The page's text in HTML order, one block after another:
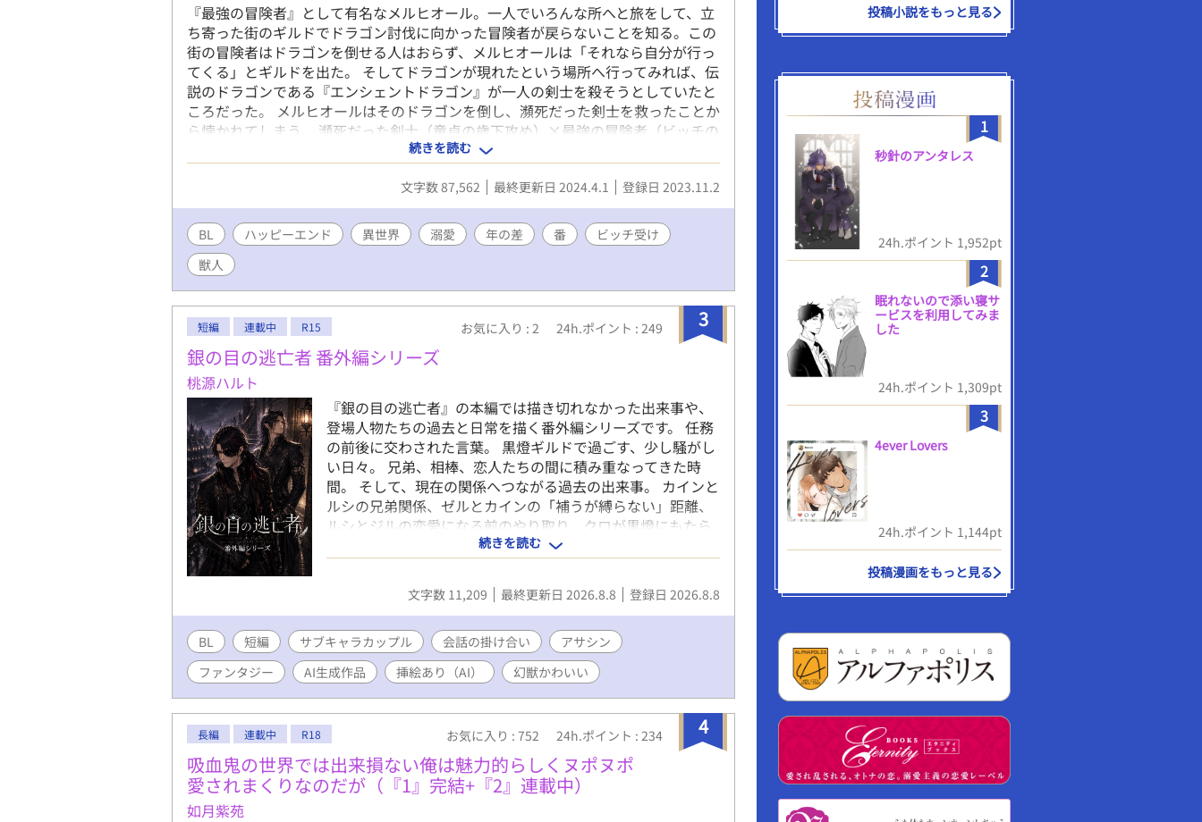
『最強の冒険者』として有名なメルヒオール。一人でいろんな所へと旅をして、立
ち寄った街のギルドでドラゴン討伐に向かった冒険者が戻らないことを知る。この
街の冒険者はドラゴンを倒せる人はおらず、メルヒオールは「それなら自分が行っ
てくる」とギルドを出た。 そしてドラゴンが現れたという場所へ行ってみれば、伝
説のドラゴンである『エンシェントドラゴン』が一人の剣士を殺そうとしていたと
ころだった。 メルヒオールはそのドラゴンを倒し、瀕死だった剣士を救ったことか
ら懐かれてしまう。 瀕死だった剣士（童貞の歳下攻め）×最強の冒険者（ビッチの
歳上受け） ●約7万字ほどの中編です。全22話。 ●特にR18シーンに印をつけたり
してないです。（そういうシーン多いので） ●最終話まで執筆済み
続きを読む
文字数 87,562 最終更新日 2024.4.1 登録日 2023.11.2
BL ハッピーエンド 異世界 溺愛 年の差 番
ビッチ受け
獣人
3
短編 連載中 R15 お気に入り : 2 24h.ポイント : 249
銀の目の逃亡者 番外編シリーズ
桃源ハルト
『銀の目の逃亡者』の本編では描き切れなかった出来事や、
登場人物たちの過去と日常を描く番外編シリーズです。 任務
の前後に交わされた言葉。 黒燈ギルドで過ごす、少し騒がし
い日々。 兄弟、相棒、恋人たちの間に積み重なってきた時
間。 そして、現在の関係へつながる過去の出来事。 カインと
ルシの兄弟関係、ゼルとカインの「補うが縛らない」距離、
ルシとジルの恋愛になる前のやり取り、クロが黒燈にもたら
す温かな日常などを、短編・中編で描いていきます。 本編の
事件を別の人物の視点から描く物語や、本編の合間にあった
出来事、幼少期や過去を扱う物語も含まれます。 各話は、そ
れぞれ独立した番外編としてお読みいただけますが、本編の
了推奨話数は、各話のあらすじに記載します。 逃亡と戦いの
合間に残された、言葉にならなかった感情と、彼らが帰る場
所の物語です。
続きを読む
文字数 11,209 最終更新日 2026.8.8 登録日 2026.8.8
BL 短編 サブキャラカップル 会話の掛け合い
アサシン
ファンタジー
AI生成作品 挿絵あり（AI） 幻獣かわいい
4
長編 連載中 R18 お気に入り : 752 24h.ポイント : 234
吸血鬼の世界では出来損ない俺は魅力的らしくヌポヌポ
愛されまくりなのだが（『1』完結+『2』連載中）
如月紫苑
投稿小説をもっと見る
1
秒針のアンタレス
24h.ポイント 1,952pt
2
眠れないので添い寝サ
ービスを利用してみま
した
24h.ポイント 1,309pt
3
4ever Lovers
24h.ポイント 1,144pt
投稿漫画をもっと見る